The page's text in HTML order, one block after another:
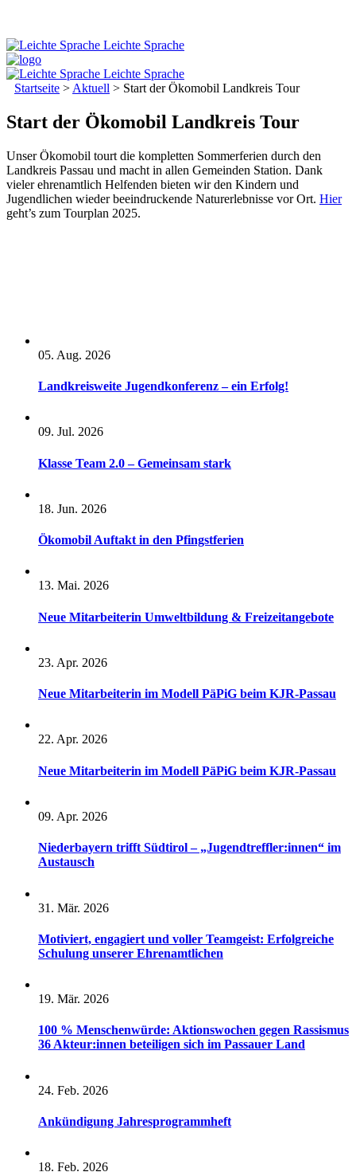
Leichte Sprache
Leichte Sprache
Startseite > Aktuell > Start der Ökomobil Landkreis Tour
Start der Ökomobil Landkreis Tour
Unser Ökomobil tourt die kompletten Sommerferien durch den
Landkreis Passau und macht in allen Gemeinden Station. Dank
vieler ehrenamtlich Helfenden bieten wir den Kindern und
Jugendlichen wieder beeindruckende Naturerlebnisse vor Ort. Hier
geht’s zum Tourplan 2025.
05. Aug. 2026
Landkreisweite Jugendkonferenz – ein Erfolg!
09. Jul. 2026
Klasse Team 2.0 – Gemeinsam stark
18. Jun. 2026
Ökomobil Auftakt in den Pfingstferien
13. Mai. 2026
Neue Mitarbeiterin Umweltbildung & Freizeitangebote
23. Apr. 2026
Neue Mitarbeiterin im Modell PäPiG beim KJR-Passau
22. Apr. 2026
Neue Mitarbeiterin im Modell PäPiG beim KJR-Passau
09. Apr. 2026
Niederbayern trifft Südtirol – „Jugendtreffler:innen“ im
Austausch
31. Mär. 2026
Motiviert, engagiert und voller Teamgeist: Erfolgreiche
Schulung unserer Ehrenamtlichen
19. Mär. 2026
100 % Menschenwürde: Aktionswochen gegen Rassismus
36 Akteur:innen beteiligen sich im Passauer Land
24. Feb. 2026
Ankündigung Jahresprogrammheft
18. Feb. 2026